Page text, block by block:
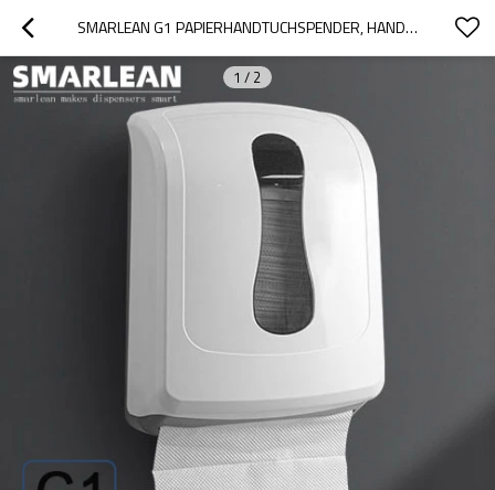
SMARLEAN G1 PAPIERHANDTUCHSPENDER, HANDTUCHSPENDER, PAPIERSPENDER, HANDTUCHSPENDER PAPIER
1 / 2